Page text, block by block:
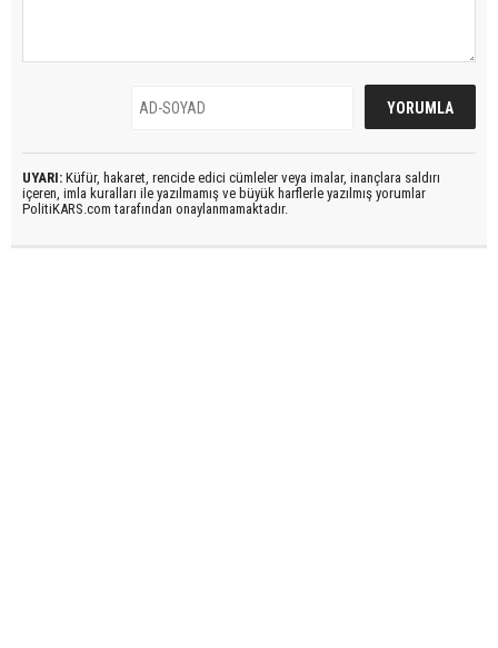
UYARI: Küfür, hakaret, rencide edici cümleler veya imalar, inançlara saldırı
içeren, imla kuralları ile yazılmamış ve büyük harflerle yazılmış yorumlar
PolitiKARS.com tarafından onaylanmamaktadır.